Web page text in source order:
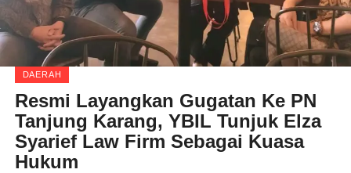
DAERAH
Resmi Layangkan Gugatan Ke PN
Tanjung Karang, YBIL Tunjuk Elza
Syarief Law Firm Sebagai Kuasa
Hukum